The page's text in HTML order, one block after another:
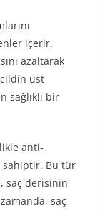
içerir.
azaltarak
cildin üst
sağlıklı bir
anti-
sahiptir. Bu tür
saç derisinin
saç